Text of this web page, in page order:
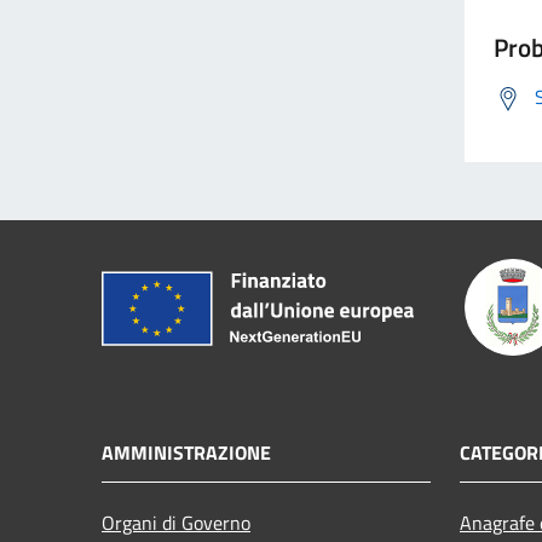
AMMINISTRAZIONE
Organi di Governo